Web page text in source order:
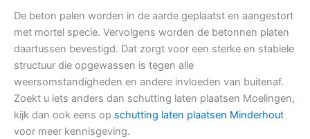
De beton palen worden in de aarde geplaatst en aangestort
met mortel specie. Vervolgens worden de betonnen platen
daartussen bevestigd. Dat zorgt voor een sterke en stabiele
structuur die opgewassen is tegen alle
weersomstandigheden en andere invloeden van buitenaf.
Zoekt u iets anders dan schutting laten plaatsen Moelingen,
kijk dan ook eens op schutting laten plaatsen Minderhout
voor meer kennisgeving.